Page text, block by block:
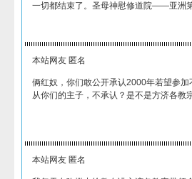
一切都结束了。圣母神慰修道院——亚洲
本站网友 匿名
俩红奴，你们敢公开承认2000年若望参
从你们的主子，不承认？是不是方济各教
本站网友 匿名